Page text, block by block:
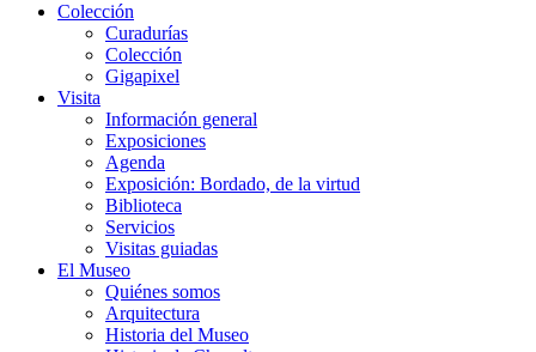
Colección
Curadurías
Colección
Gigapixel
Visita
Información general
Exposiciones
Agenda
Exposición: Bordado, de la virtud
Biblioteca
Servicios
Visitas guiadas
El Museo
Quiénes somos
Arquitectura
Historia del Museo